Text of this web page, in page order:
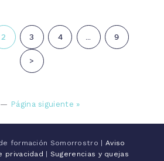
de entradas
PAGE
2 PAGE
3 PAGE
4 PAGE
9
>
— Página siguiente »
formación Somorrostro | Aviso
privacidad Sugerencias y quejas